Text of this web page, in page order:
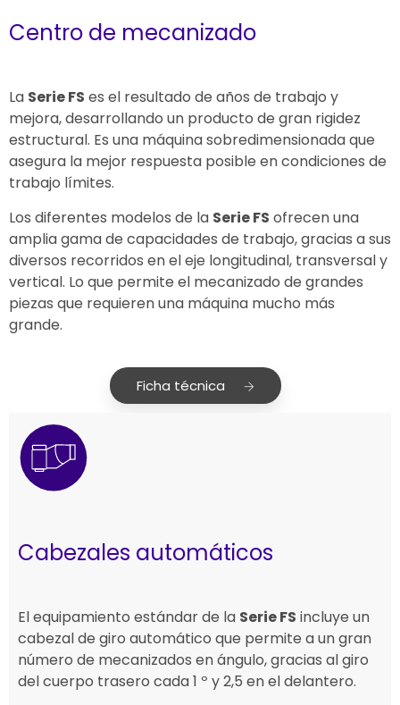
Centro de mecanizado
La Serie FS es el resultado de años de trabajo y
mejora, desarrollando un producto de gran rigidez
estructural. Es una máquina sobredimensionada que
asegura la mejor respuesta posible en condiciones de
trabajo límites.
Los diferentes modelos de la Serie FS ofrecen una
amplia gama de capacidades de trabajo, gracias a sus
diversos recorridos en el eje longitudinal, transversal y
vertical. Lo que permite el mecanizado de grandes
piezas que requieren una máquina mucho más
grande.
Ficha técnica
Cabezales automáticos
El equipamiento estándar de la Serie FS incluye un
cabezal de giro automático que permite a un gran
número de mecanizados en ángulo, gracias al giro
del cuerpo trasero cada 1 º y 2,5 en el delantero.